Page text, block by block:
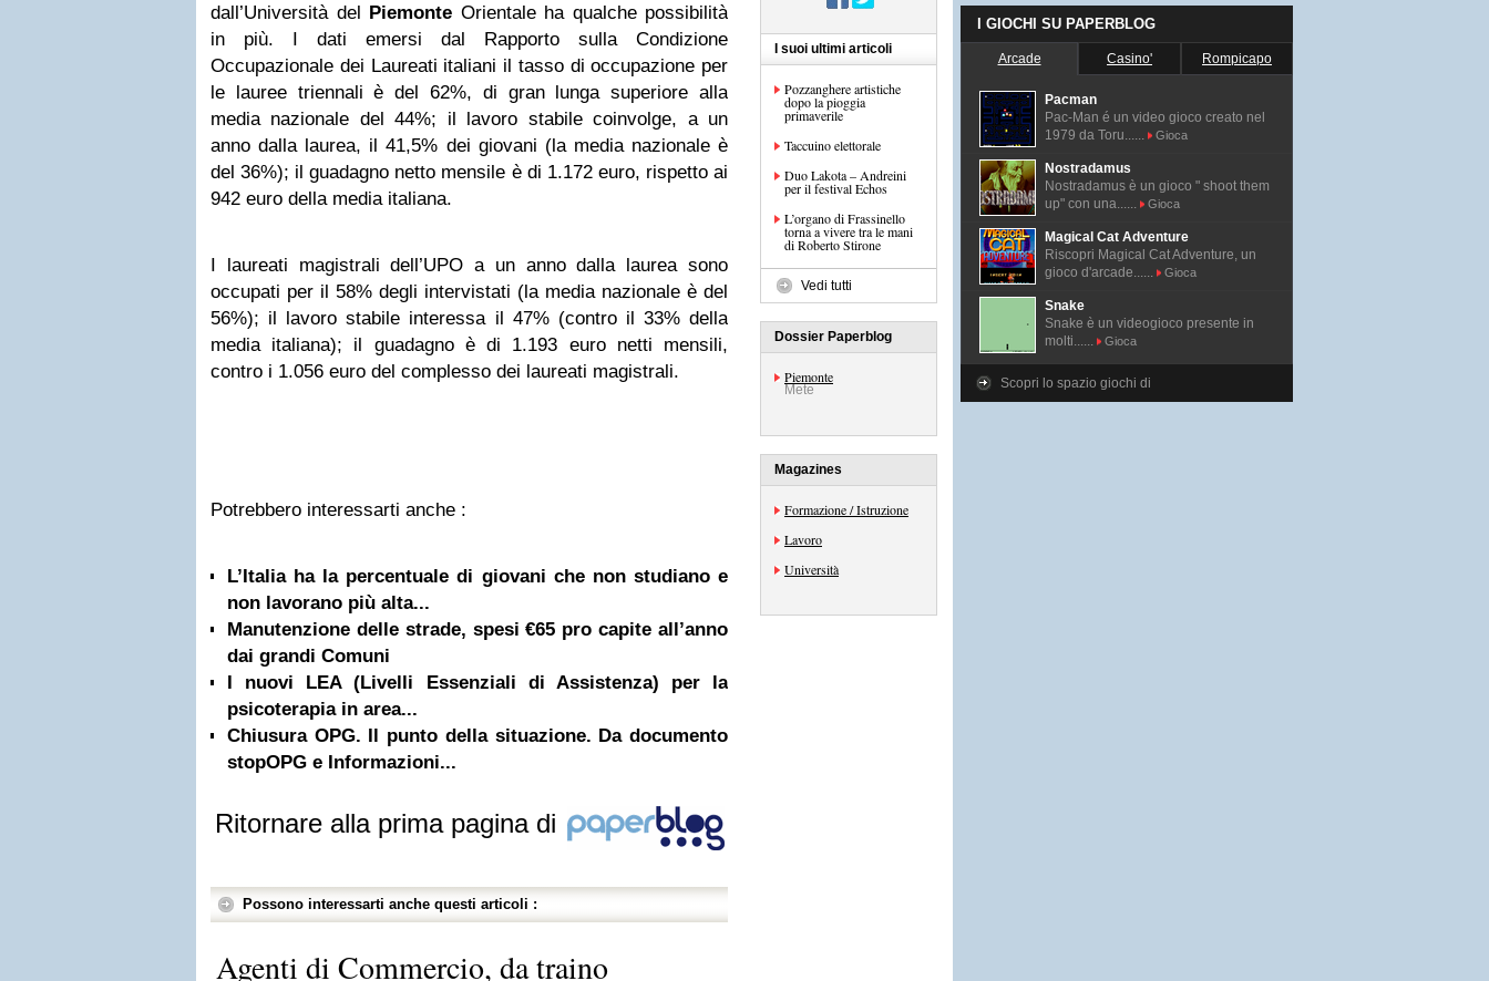
dall’Università del Piemonte Orientale ha qualche possibilità
in più. I dati emersi dal Rapporto sulla Condizione
Occupazionale dei Laureati italiani il tasso di occupazione per
le lauree triennali è del 62%, di gran lunga superiore alla
media nazionale del 44%; il lavoro stabile coinvolge, a un
anno dalla laurea, il 41,5% dei giovani (la media nazionale è
del 36%); il guadagno netto mensile è di 1.172 euro, rispetto ai
942 euro della media italiana.
I laureati magistrali dell’UPO a un anno dalla laurea sono
occupati per il 58% degli intervistati (la media nazionale è del
56%); il lavoro stabile interessa il 47% (contro il 33% della
media italiana); il guadagno è di 1.193 euro netti mensili,
contro i 1.056 euro del complesso dei laureati magistrali.
Potrebbero interessarti anche :
L’Italia ha la percentuale di giovani che non studiano e
non lavorano più alta...
Manutenzione delle strade, spesi €65 pro capite all’anno
dai grandi Comuni
I nuovi LEA (Livelli Essenziali di Assistenza) per la
psicoterapia in area...
Chiusura OPG. Il punto della situazione. Da documento
stopOPG e Informazioni...
Ritornare alla prima pagina di
Possono interessarti anche questi articoli :
Agenti di Commercio, da traino
I suoi ultimi articoli
Pozzanghere artistiche
dopo la pioggia
primaverile
Taccuino elettorale
Duo Lakota – Andreini
per il festival Echos
L’organo di Frassinello
torna a vivere tra le mani
di Roberto Stirone
Vedi tutti
Dossier Paperblog
Piemonte
Mete
Magazines
Formazione / Istruzione
Lavoro
Università
I GIOCHI SU PAPERBLOG
Arcade Casino' Rompicapo
Pacman
Pac-Man é un video gioco creato nel
1979 da Toru......
Gioca
Nostradamus
Nostradamus è un gioco " shoot them
up" con una......
Gioca
Magical Cat Adventure
Riscopri Magical Cat Adventure, un
gioco d'arcade......
Gioca
Snake
Snake è un videogioco presente in
molti......
Gioca
Scopri lo spazio giochi di